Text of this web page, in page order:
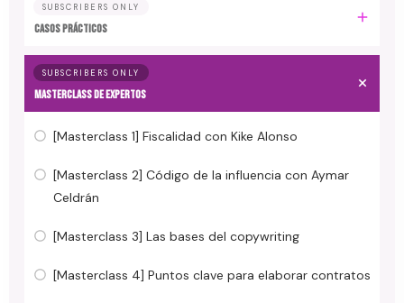
SUBSCRIBERS ONLY
CASOS PRÁCTICOS
SUBSCRIBERS ONLY
MASTERCLASS DE EXPERTOS
[Masterclass 1] Fiscalidad con Kike Alonso
[Masterclass 2] Código de la influencia con Aymar
Celdrán
[Masterclass 3] Las bases del copywriting
[Masterclass 4] Puntos clave para elaborar contratos